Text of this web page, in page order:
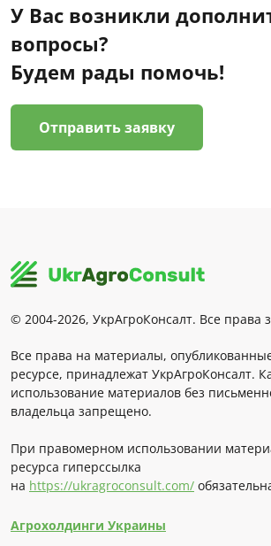
У Вас возникли
вопросы?
Будем рады помочь!
Отправить заявку
© 2004-2026, УкрАгроКонсалт. Все
Все права на материалы,
ресурсе, принадлежат УкрАгроКонсалт.
использование материалов без
владельца запрещено.
При правомерном использовании
ресурса гиперссылка
на https://ukragroconsult.com/
Агрохолдинги Украины